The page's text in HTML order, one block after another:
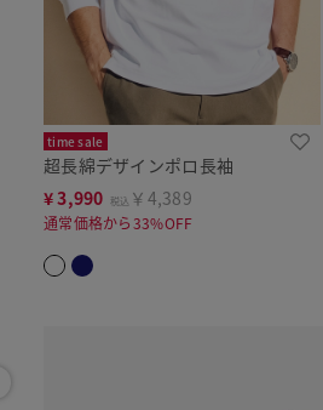
time sale
超長綿デザインポロ長袖
¥3,990 税込 ￥4,389
通常価格から33%OFF